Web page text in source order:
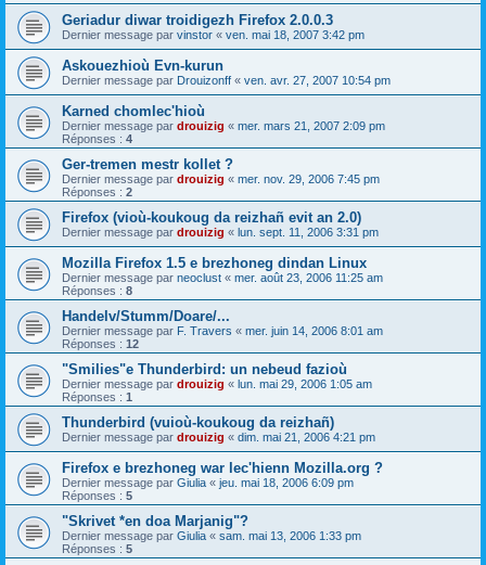
Geriadur diwar troidigezh Firefox 2.0.0.3
Dernier message par vinstor « ven. mai 18, 2007 3:42 pm
Askouezhioù Evn-kurun
Dernier message par Drouizonff « ven. avr. 27, 2007 10:54 pm
Karned chomlec'hioù
Dernier message par drouizig « mer. mars 21, 2007 2:09 pm
Réponses : 4
Ger-tremen mestr kollet ?
Dernier message par drouizig « mer. nov. 29, 2006 7:45 pm
Réponses : 2
Firefox (vioù-koukoug da reizhañ evit an 2.0)
Dernier message par drouizig « lun. sept. 11, 2006 3:31 pm
Mozilla Firefox 1.5 e brezhoneg dindan Linux
Dernier message par neoclust « mer. août 23, 2006 11:25 am
Réponses : 8
Handelv/Stumm/Doare/...
Dernier message par F. Travers « mer. juin 14, 2006 8:01 am
Réponses : 12
"Smilies"e Thunderbird: un nebeud fazioù
Dernier message par drouizig « lun. mai 29, 2006 1:05 am
Réponses : 1
Thunderbird (vuioù-koukoug da reizhañ)
Dernier message par drouizig « dim. mai 21, 2006 4:21 pm
Firefox e brezhoneg war lec'hienn Mozilla.org ?
Dernier message par Giulia « jeu. mai 18, 2006 6:09 pm
Réponses : 5
"Skrivet *en doa Marjanig"?
Dernier message par Giulia « sam. mai 13, 2006 1:33 pm
Réponses : 5